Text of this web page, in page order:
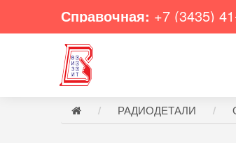
Справочная: +7 (3435)
РАДИОДЕТАЛИ